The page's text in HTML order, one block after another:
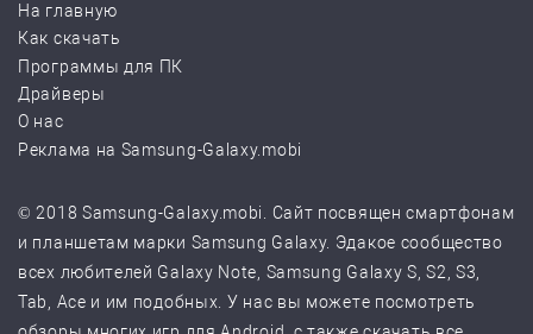
На главную
Как скачать
Программы для ПК
Драйверы
О нас
Реклама на Samsung-Galaxy.mobi
© 2018 Samsung-Galaxy.mobi. Сайт посвящен смартфонам
и планшетам марки Samsung Galaxy. Эдакое сообщество
всех любителей Galaxy Note, Samsung Galaxy S, S2, S3,
Tab, Ace и им подобных. У нас вы можете посмотреть